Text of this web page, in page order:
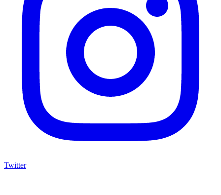
Twitter